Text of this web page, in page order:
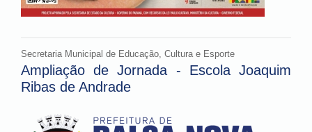
Secretaria Municipal de Educação, Cultura e Esporte
Ampliação de Jornada - Escola Joaquim
Ribas de Andrade